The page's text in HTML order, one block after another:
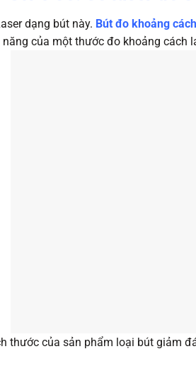
dạng bút này. Bút đo khoảng
của một thước đo khoảng cách
thước của sản phẩm loại bút giảm